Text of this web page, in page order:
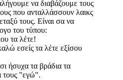
να διαβάζουμε τους
που ανταλλάσσουν λαικς
τους. Είναι σα να
του τύπου:
τα λέτε!
εσείς τα λέτε εξίσου
ήσυχα τα βράδια τα
τους "εγώ".